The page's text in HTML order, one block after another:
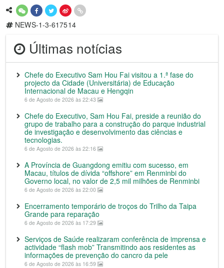
NEWS-1-3-617514
Últimas notícias
Chefe do Executivo Sam Hou Fai visitou a 1.ª fase do
projecto da Cidade (Universitária) de Educação
Internacional de Macau e Hengqin
6 de Agosto de 2026 às 22:43
Chefe do Executivo, Sam Hou Fai, preside a reunião do
grupo de trabalho para a construção do parque industrial
de investigação e desenvolvimento das ciências e
tecnologias.
6 de Agosto de 2026 às 22:16
A Província de Guangdong emitiu com sucesso, em
Macau, títulos de dívida “offshore” em Renminbi do
Governo local, no valor de 2,5 mil milhões de Renminbi
6 de Agosto de 2026 às 22:00
Encerramento temporário de troços do Trilho da Taipa
Grande para reparação
6 de Agosto de 2026 às 17:29
Serviços de Saúde realizaram conferência de imprensa e
actividade “flash mob” Transmitindo aos residentes as
informações de prevenção do cancro da pele
6 de Agosto de 2026 às 16:59